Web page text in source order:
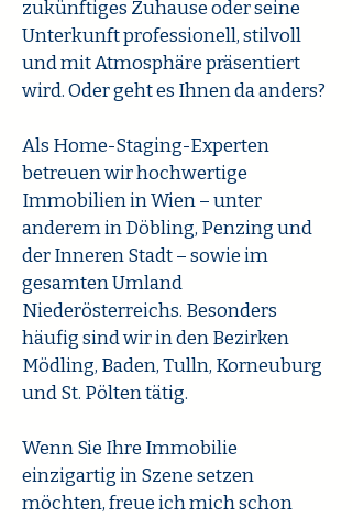
zukünftiges Zuhause oder seine
Unterkunft professionell, stilvoll
und mit Atmosphäre präsentiert
wird. Oder geht es Ihnen da anders?
Als Home-Staging-Experten
betreuen wir hochwertige
Immobilien in Wien – unter
anderem in Döbling, Penzing und
der Inneren Stadt – sowie im
gesamten Umland
Niederösterreichs. Besonders
häufig sind wir in den Bezirken
Mödling, Baden, Tulln, Korneuburg
und St. Pölten tätig.
Wenn Sie Ihre Immobilie
einzigartig in Szene setzen
möchten, freue ich mich schon